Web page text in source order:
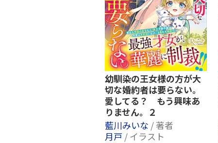
幼馴染の王女様の方が大
切な婚約者は要らない。
愛してる？ もう興味あ
りません。２
藍川みいな / 著者
月戸 / イラスト